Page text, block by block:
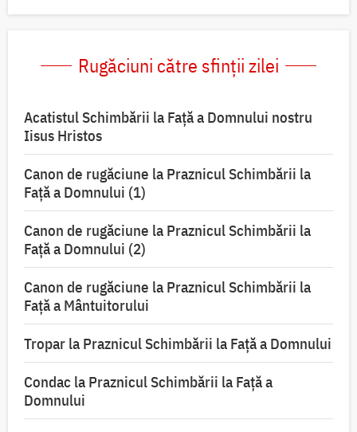
Rugăciuni către sfinții zilei
Acatistul Schimbării la Faţă a Domnului nostru
Iisus Hristos
Canon de rugăciune la Praznicul Schimbării la
Faţă a Domnului (1)
Canon de rugăciune la Praznicul Schimbării la
Faţă a Domnului (2)
Canon de rugăciune la Praznicul Schimbării la
Față a Mântuitorului
Tropar la Praznicul Schimbării la Faţă a Domnului
Condac la Praznicul Schimbării la Faţă a
Domnului